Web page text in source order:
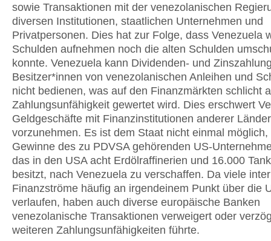
sowie Transaktionen mit der venezolanischen
diversen Institutionen, staatlichen Unternehmen und
Privatpersonen. Dies hat zur Folge, dass Venezuela
Schulden aufnehmen noch die alten Schulden
konnte. Venezuela kann Dividenden- und
Besitzer*innen von venezolanischen Anleihen und
nicht bedienen, was auf den Finanzmärkten schlicht
Zahlungsunfähigkeit gewertet wird. Dies erschwert
Geldgeschäfte mit Finanzinstitutionen anderer Länder
vorzunehmen. Es ist dem Staat nicht einmal möglich,
Gewinne des zu PDVSA gehörenden US-
das in den USA acht Erdölraffinerien und 16.000
besitzt, nach Venezuela zu verschaffen. Da viele
Finanzströme häufig an irgendeinem Punkt über die
verlaufen, haben auch diverse europäische Banken
venezolanische Transaktionen verweigert oder
weiteren Zahlungsunfähigkeiten führte.